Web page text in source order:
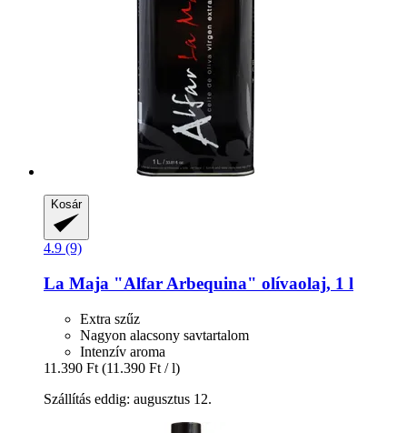
Kosár
4.9 (9)
La Maja "Alfar Arbequina" olívaolaj, 1 l
Extra szűz
Nagyon alacsony savtartalom
Intenzív aroma
11.390 Ft (11.390 Ft / l)
Szállítás eddig: augusztus 12.